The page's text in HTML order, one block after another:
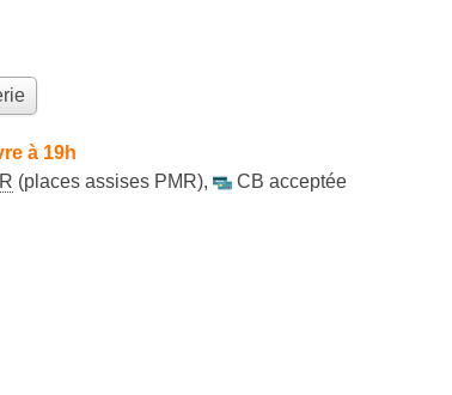
à 19h
(places assises PMR), CB acceptée